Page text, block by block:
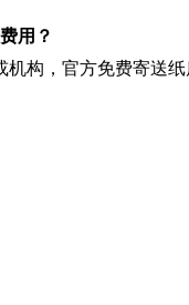
用？
构，官方免费寄送